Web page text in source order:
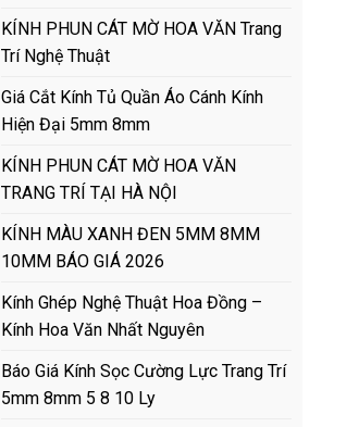
KÍNH PHUN CÁT MỜ HOA VĂN Trang
Trí Nghệ Thuật
Giá Cắt Kính Tủ Quần Áo Cánh Kính
Hiện Đại 5mm 8mm
KÍNH PHUN CÁT MỜ HOA VĂN
TRANG TRÍ TẠI HÀ NỘI
KÍNH MÀU XANH ĐEN 5MM 8MM
10MM BÁO GIÁ 2026
Kính Ghép Nghệ Thuật Hoa Đồng –
Kính Hoa Văn Nhất Nguyên
Báo Giá Kính Sọc Cường Lực Trang Trí
5mm 8mm 5 8 10 Ly